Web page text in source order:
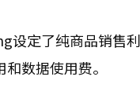
定了纯商品销售
数据使用费。